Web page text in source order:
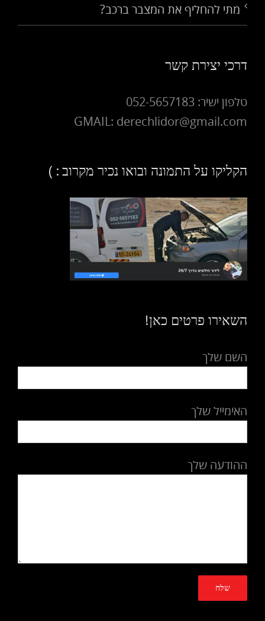
מתי להחליף את המצבר ברכב?
דרכי יצירת קשר
טלפון ישיר: 052-5657183
GMAIL: derechlidor@gmail.com
הקליקו על התמונה ובואו נכיר מקרוב : )
השאירו פרטים כאן!
השם שלך
האימייל שלך
ההודעה שלך